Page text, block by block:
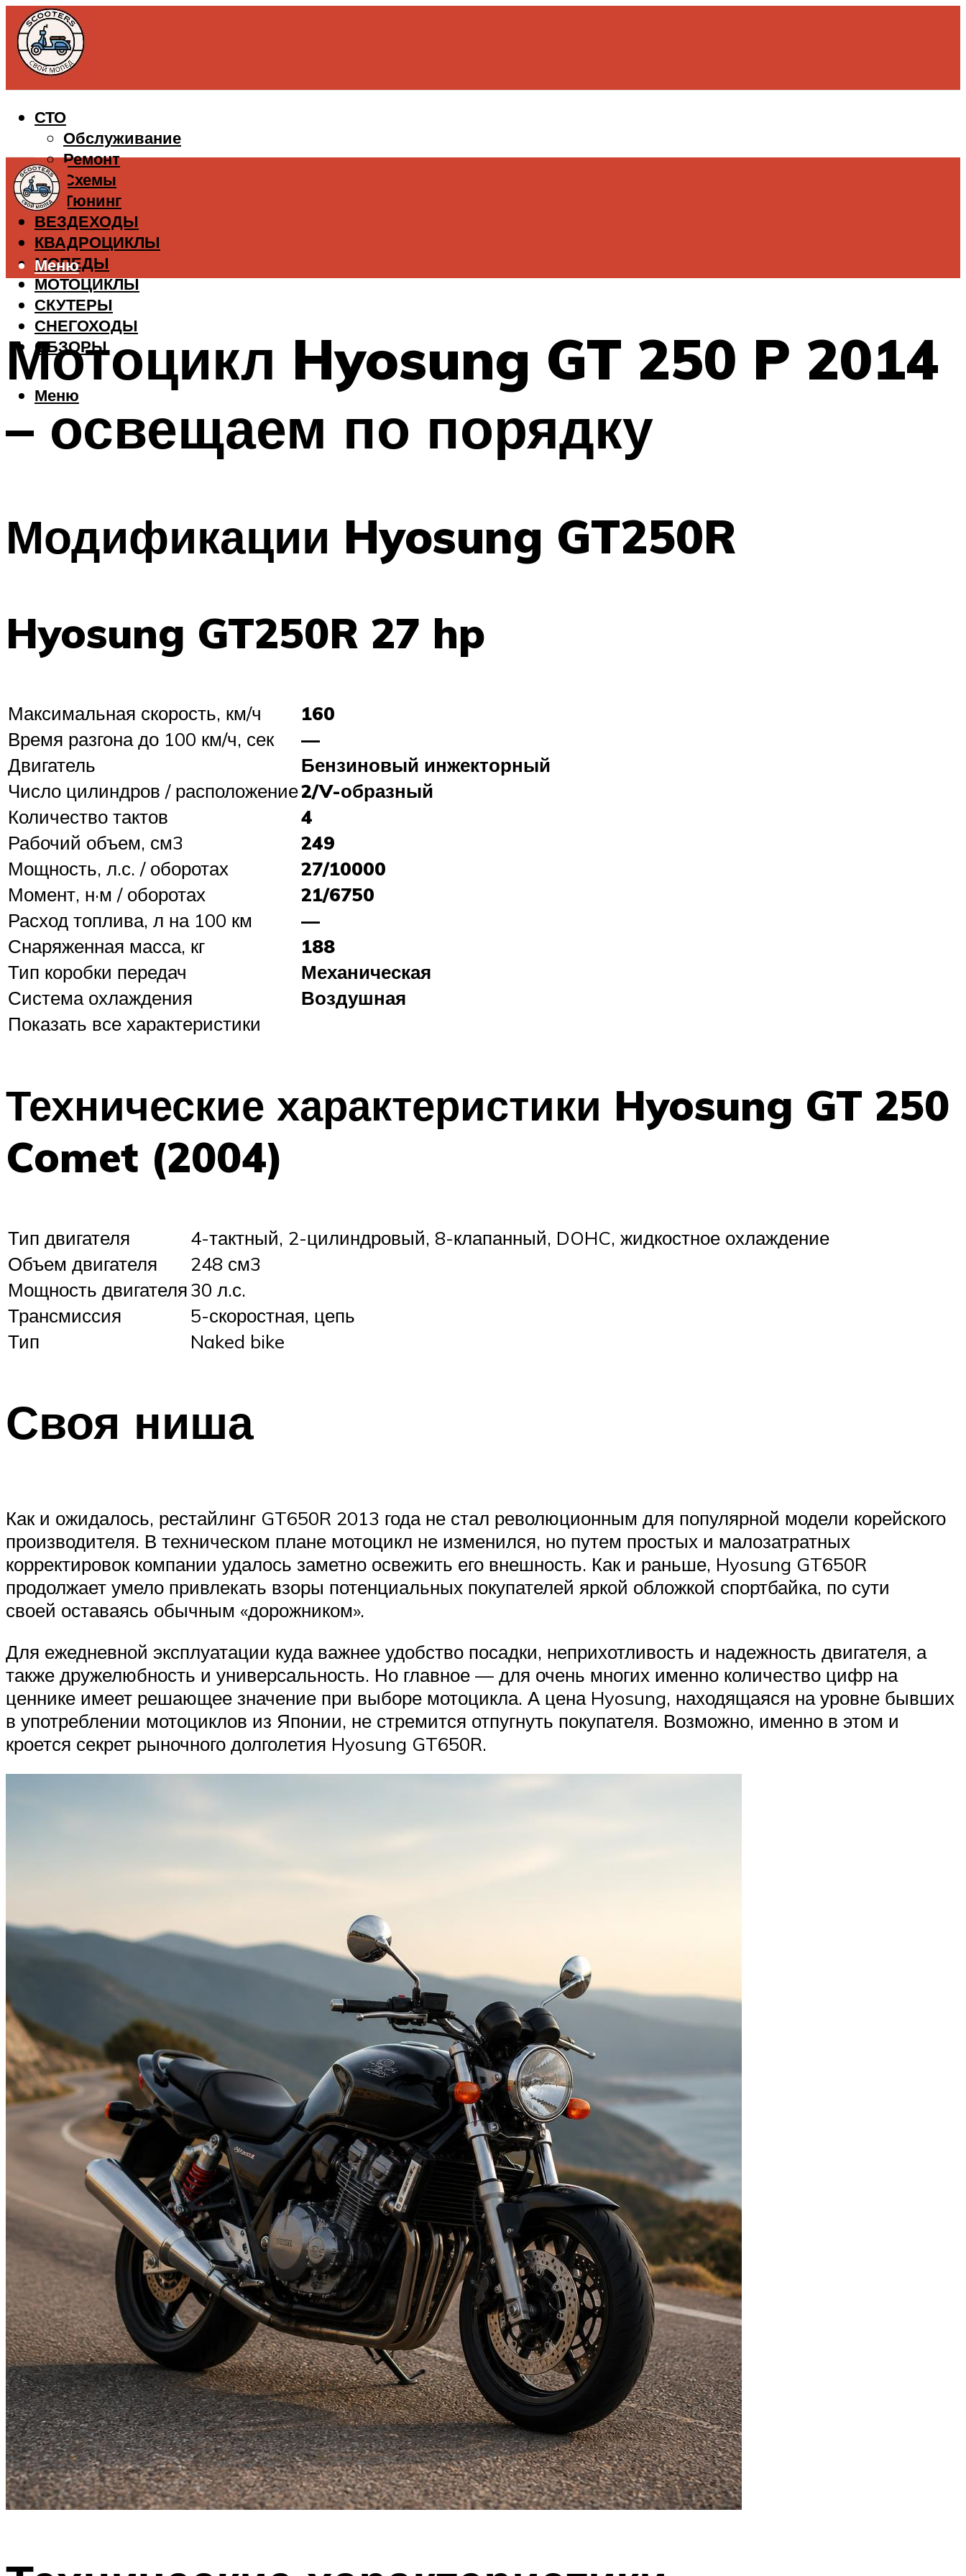
СТО
Обслуживание
Ремонт
Схемы
Тюнинг
ВЕЗДЕХОДЫ
КВАДРОЦИКЛЫ
МОПЕДЫ
МОТОЦИКЛЫ
СКУТЕРЫ
СНЕГОХОДЫ
ОБЗОРЫ
Меню
Меню
Мотоцикл Hyosung GT 250 P 2014
– освещаем по порядку
Модификации Hyosung GT250R
Hyosung GT250R 27 hp
Максимальная скорость, км/ч
160
Время разгона до 100 км/ч, сек
—
Двигатель
Бензиновый инжекторный
Число цилиндров / расположение2/V-образный
Количество тактов
4
Рабочий объем, см3
249
Мощность, л.с. / оборотах
27/10000
Момент, н·м / оборотах
21/6750
Расход топлива, л на 100 км
—
Снаряженная масса, кг
188
Тип коробки передач
Механическая
Система охлаждения
Воздушная
Показать все характеристики
Технические характеристики Hyosung GT 250
Comet (2004)
Тип двигателя
4-тактный, 2-цилиндровый, 8-клапанный, DOHC, жидкостное охлаждение
Объем двигателя
248 см3
Мощность двигателя30 л.с.
Трансмиссия
5-скоростная, цепь
Тип
Naked bike
Своя ниша
Как и ожидалось, рестайлинг GT650R 2013 года не стал революционным для популярной модели корейского
производителя. В техническом плане мотоцикл не изменился, но путем простых и малозатратных
корректировок компании удалось заметно освежить его внешность. Как и раньше, Hyosung GT650R
продолжает умело привлекать взоры потенциальных покупателей яркой обложкой спортбайка, по сути
своей оставаясь обычным «дорожником».
Для ежедневной эксплуатации куда важнее удобство посадки, неприхотливость и надежность двигателя, а
также дружелюбность и универсальность. Но главное — для очень многих именно количество цифр на
ценнике имеет решающее значение при выборе мотоцикла. А цена Hyosung, находящаяся на уровне бывших
в употреблении мотоциклов из Японии, не стремится отпугнуть покупателя. Возможно, именно в этом и
кроется секрет рыночного долголетия Hyosung GT650R.